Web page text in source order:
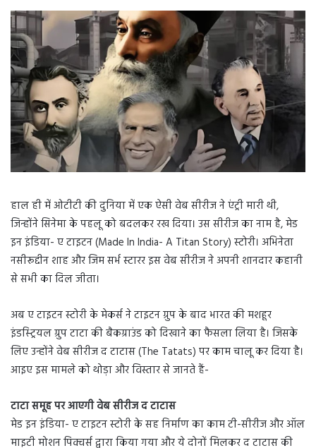
हाल ही में ओटीटी की दुनिया में एक ऐसी वेब सीरीज ने एंट्री मारी थी,
जिन्होंने सिनेमा के पहलू को बदलकर रख दिया। उस सीरीज का नाम है, मेड
इन इंडिया- ए टाइटन (Made In India- A Titan Story) स्टोरी। अभिनेता
नसीरूद्दीन शाह और जिम सर्भ स्टारर इस वेब सीरीज ने अपनी शानदार कहानी
से सभी का दिल जीता।
अब ए टाइटन स्टोरी के मेकर्स ने टाइटन ग्रुप के बाद भारत की मशहूर
इंडस्ट्रियल ग्रुप टाटा की बैकग्राउंड को दिखाने का फैसला लिया है। जिसके
लिए उन्होंने वेब सीरीज द टाटास (The Tatats) पर काम चालू कर दिया है।
आइए इस मामले को थोड़ा और विस्तार से जानते हैं-
टाटा समूह पर आएगी वेब सीरीज द टाटास
मेड इन इंडिया- ए टाइटन स्टोरी के सह निर्माण का काम टी-सीरीज और ऑल
माइटी मोशन पिक्चर्स द्वारा किया गया और ये दोनों मिलकर द टाटास की